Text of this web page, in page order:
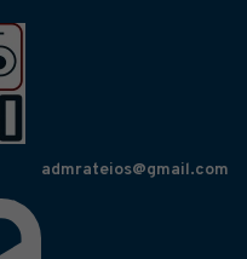
admrateios@gmail.com